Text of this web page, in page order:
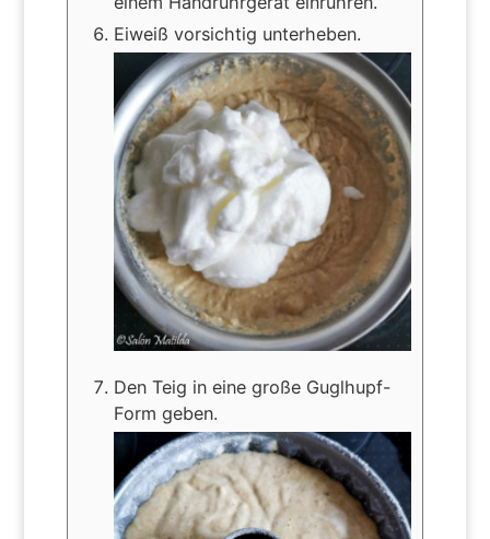
Eiweiß vorsichtig unterheben.
Den Teig in eine große Guglhupf-
Form geben.